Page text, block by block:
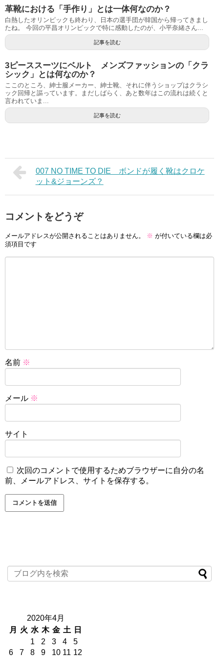
革靴における「手作り」とは一体何なのか？
白熱したオリンピックも終わり、日本の選手団が韓国から帰ってきまし
たね。 今回の平昌オリンピックで特に感動したのが、小平奈緒さん...
記事を読む
3ピーススーツにベルト メンズファッションの「クラ
シック」とは何なのか？
ここのところ、紳士服メーカー、紳士靴、それに伴うショップはクラシ
ック回帰と謳っています。まだしばらく、あと数年はこの流れは続くと
言われていま...
記事を読む
007 NO TIME TO DIE ボンドが履く靴はクロケ
ット&ジョーンズ？
コメントをどうぞ
メールアドレスが公開されることはありません。 ※ が付いている欄は必
須項目です
名前 ※
メール ※
サイト
次回のコメントで使用するためブラウザーに自分の名
前、メールアドレス、サイトを保存する。
2020年4月
月
火 水 木 金 土
日
1
2 3 4
5
6
7 8 9 10 11 12